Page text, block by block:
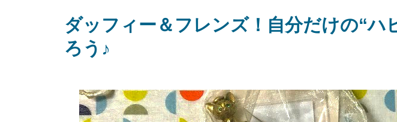
ダッフィー＆フレンズ！自分だけの“ハ
ろう♪